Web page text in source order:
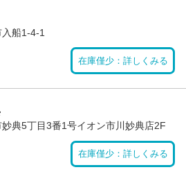
船1-4-1
在庫僅少：詳しくみる
典5丁目3番1号イオン市川妙典店2F
在庫僅少：詳しくみる